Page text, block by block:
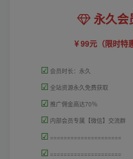
永久会
99元（限时特
☑ 会员时长：永久
☑ 全站资源永久免费获取
☑ 推广佣金高达70％
☑ 内部会员专属【微信】交流群
☑ =====================
☑ =====================